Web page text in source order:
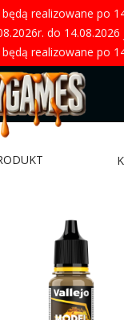
realizowane po
do
realizowane po